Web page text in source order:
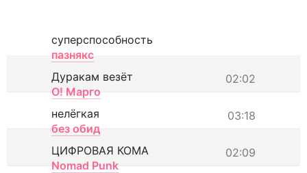
суперспособность
пазнякс
02:02
Дуракам везёт
О! Марго
03:18
нелёгкая
без обид
02:09
ЦИФРОВАЯ КОМА
Nomad Punk